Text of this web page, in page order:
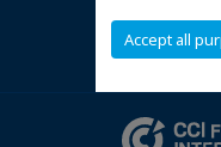
Accept all